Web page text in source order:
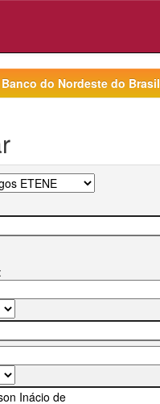
Banco do Nordeste do Brasil